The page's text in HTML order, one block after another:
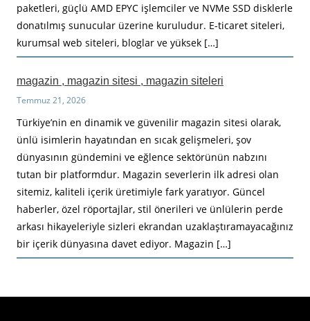
paketleri, güçlü AMD EPYC işlemciler ve NVMe SSD disklerle
donatılmış sunucular üzerine kuruludur. E-ticaret siteleri,
kurumsal web siteleri, bloglar ve yüksek […]
magazin , magazin sitesi , magazin siteleri
Temmuz 21, 2026
Türkiye’nin en dinamik ve güvenilir magazin sitesi olarak,
ünlü isimlerin hayatından en sıcak gelişmeleri, şov
dünyasının gündemini ve eğlence sektörünün nabzını
tutan bir platformdur. Magazin severlerin ilk adresi olan
sitemiz, kaliteli içerik üretimiyle fark yaratıyor. Güncel
haberler, özel röportajlar, stil önerileri ve ünlülerin perde
arkası hikayeleriyle sizleri ekrandan uzaklaştıramayacağınız
bir içerik dünyasına davet ediyor. Magazin […]